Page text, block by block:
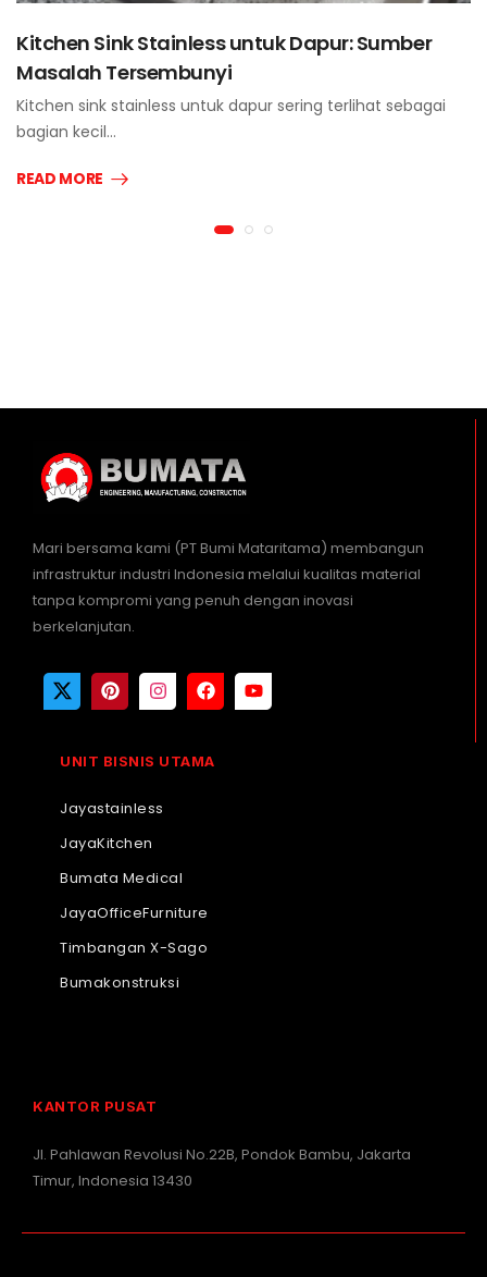
Kitchen Sink Stainless untuk Dapur: Sumber
Masalah Tersembunyi
Kitchen sink stainless untuk dapur sering terlihat sebagai
bagian kecil…
READ MORE
Mari bersama kami (PT Bumi Mataritama) membangun
infrastruktur industri Indonesia melalui kualitas material
tanpa kompromi yang penuh dengan inovasi
berkelanjutan.
UNIT BISNIS UTAMA
Jayastainless
JayaKitchen
Bumata Medical
JayaOfficeFurniture
Timbangan X-Sago
Bumakonstruksi
KANTOR PUSAT
Jl. Pahlawan Revolusi No.22B, Pondok Bambu, Jakarta
Timur, Indonesia 13430